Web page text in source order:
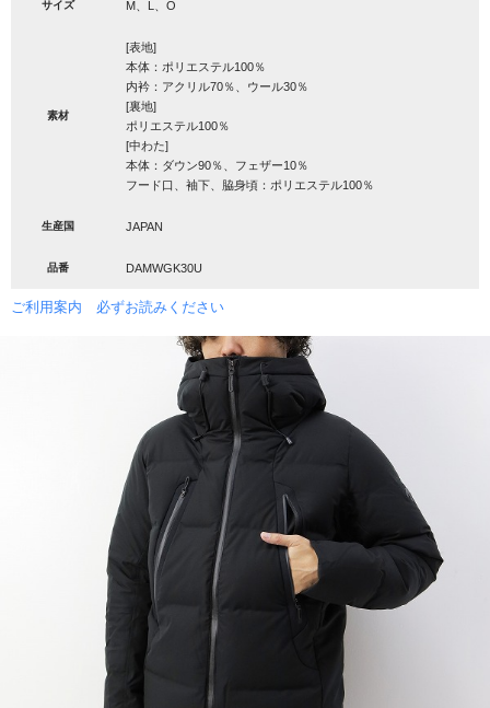
サイズ M、L、O
素材
[表地]
本体：ポリエステル100％
内衿：アクリル70％、ウール30％
[裏地]
ポリエステル100％
[中わた]
本体：ダウン90％、フェザー10％
フード口、袖下、脇身頃：ポリエステル100％
生産国 JAPAN
品番 DAMWGK30U
ご利用案内 必ずお読みください